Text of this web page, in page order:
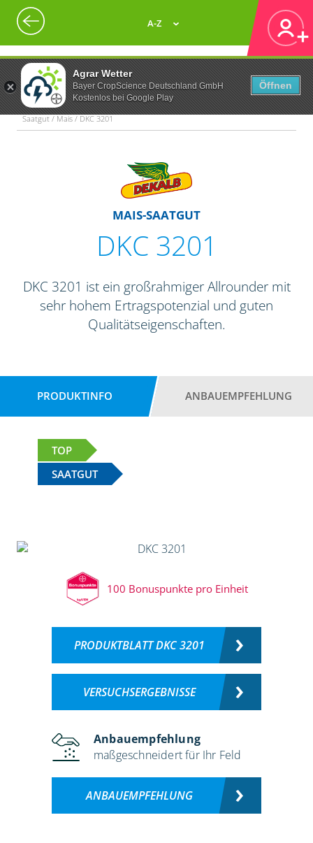
Agrar Wetter
Bayer CropScience Deutschland GmbH
Kostenlos bei Google Play
Öffnen
A-Z
Saatgut / Mais / DKC 3201
MAIS-SAATGUT
DKC 3201
DKC 3201 ist ein großrahmiger Allrounder mit
sehr hohem Ertragspotenzial und guten
Qualitätseigenschaften.
PRODUKTINFO ANBAUEMPFEHLUNG
TOP
SAATGUT
100 Bonuspunkte pro Einheit
PRODUKTBLATT DKC 3201
VERSUCHSERGEBNISSE
Anbauempfehlung
maßgeschneidert für Ihr Feld
ANBAUEMPFEHLUNG